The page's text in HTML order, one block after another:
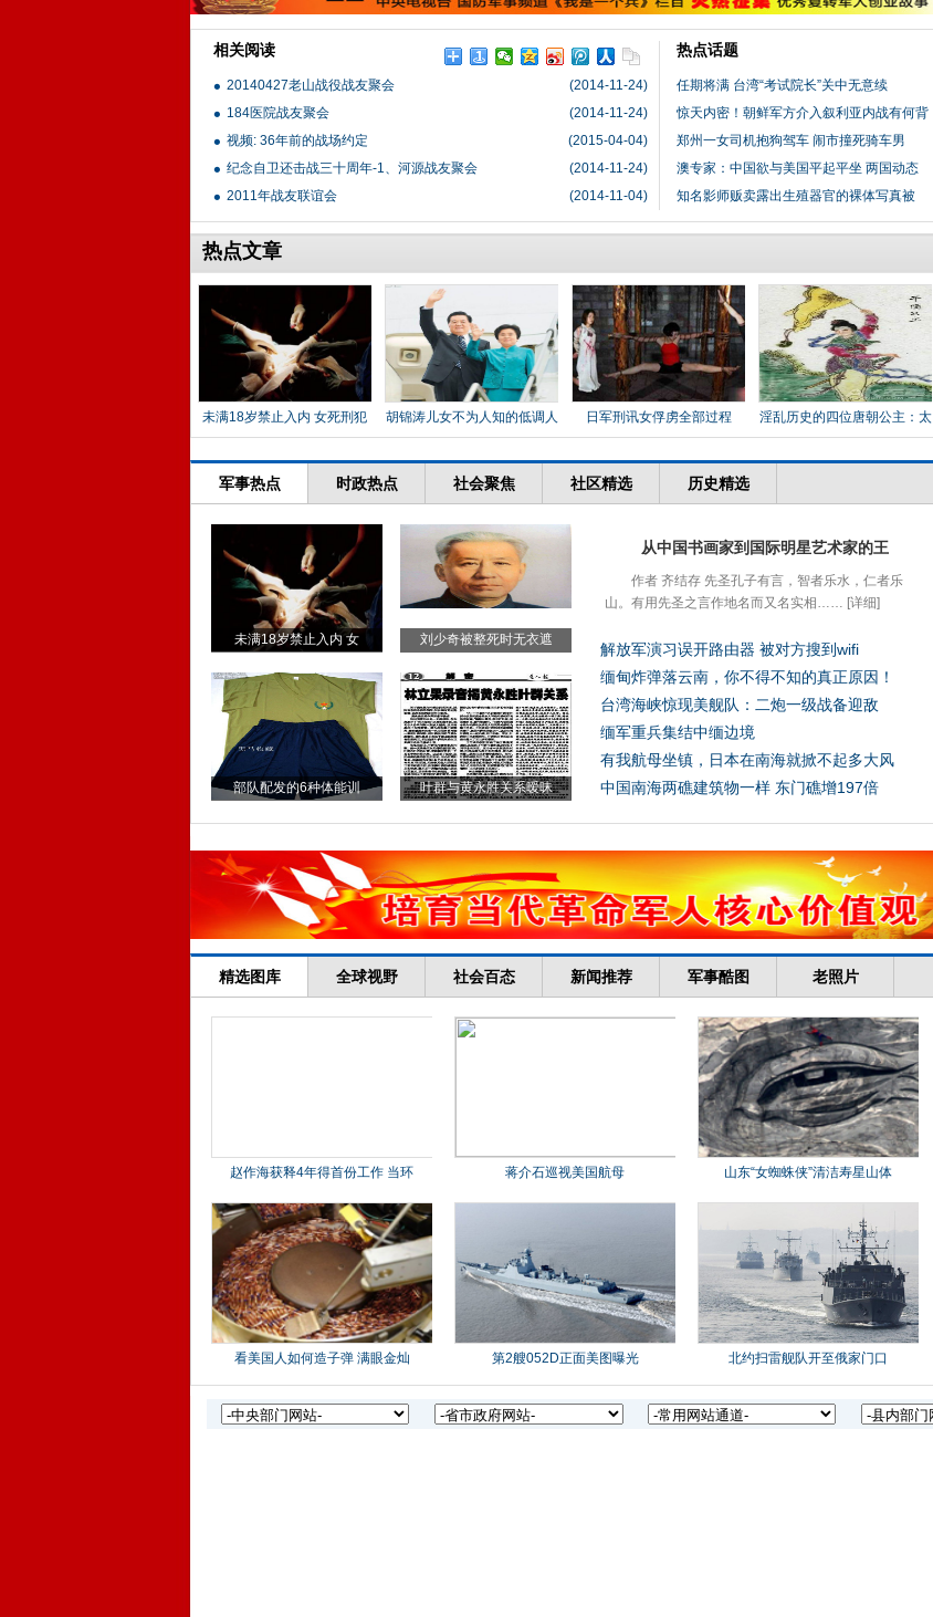
相关阅读
(2014-11-24)
20140427老山战役战友聚会
(2014-11-24)
184医院战友聚会
(2015-04-04)
视频: 36年前的战场约定
(2014-11-24)
纪念自卫还击战三十周年-1、河源战友聚会
(2014-11-04)
2011年战友联谊会
热点话题
任期将满 台湾“考试院长”关中无意续
惊天内密！朝鲜军方介入叙利亚内战有何背
郑州一女司机抱狗驾车 闹市撞死骑车男
澳专家：中国欲与美国平起平坐 两国动态
知名影师贩卖露出生殖器官的裸体写真被
热点文章
未满18岁禁止入内 女死刑犯 胡锦涛儿女不为人知的低调人 日军刑讯女俘虏全部过程
淫乱历史的四位唐朝公主：太
平